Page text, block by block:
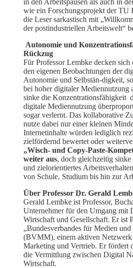
wie ein Forschungsprojekt der TU
die Leser sarkastisch mit
der postindustriellen Arbeitswelt“
Autonomie und
Rückzug
Für Professor Lembke decken sich
den eigenen Beobachtungen der
Autonomie und Selbstän-digkeit,
bei hoher digitaler Mediennutzung
sinke die Konzentrationsfähigkeit
digitale Mediennutzung
sogar verlernt. Das kollaborative
nutze dabei nur einer kleinen
Internetinhalte würden lediglich
zielfördernd bewertet oder
„Wisch- und Copy-Paste-
weiter aus, doch gleichzeitig sinke
und zielorientiertes
von Schule, Studium bis hin zur
Über Professor Dr. Gerald
Gerald Lembke ist Professor,
Unternehmer für den Umgang mit
Wirtschaft und Gesellschaft. Er ist
„Bundesverbandes für Medien
(BVMM), einem aktiven
Marketing und Vertrieb. Er fördert
die Vermittlung zwischen Digital
Wirtschaft.